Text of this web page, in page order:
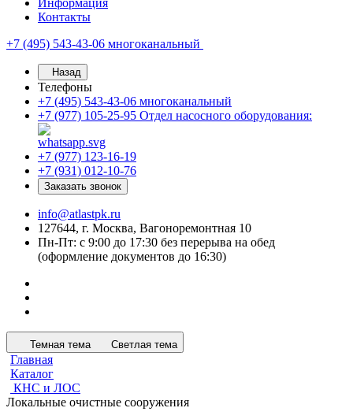
Информация
Контакты
+7 (495) 543-43-06 многоканальный
Назад
Телефоны
+7 (495) 543-43-06 многоканальный
+7 (977) 105-25-95 Отдел насосного оборудования:
+7 (977) 123-16-19
+7 (931) 012-10-76
Заказать звонок
info@atlastpk.ru
127644, г. Москва, Вагоноремонтная 10
Пн-Пт: с 9:00 до 17:30 без перерыва на обед
(оформление документов до 16:30)
Темная тема Светлая тема
Главная
Каталог
КНС и ЛОС
Локальные очистные сооружения